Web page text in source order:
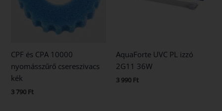
CPF és CPA 10000
nyomásszűrő csereszivacs
kék
3 790 Ft
AquaForte UVC PL izzó
2G11 36W
3 990 Ft